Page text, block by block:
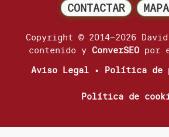
Copyright © 2014–2026
contenido y ConverSEOpor
Aviso Legal • Política de
Política de
CONTACTAR